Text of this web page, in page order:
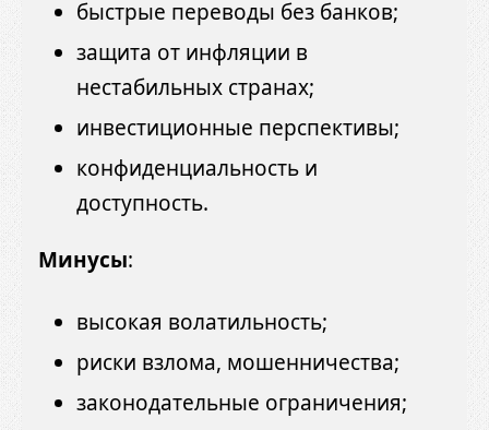
быстрые переводы без банков;
защита от инфляции в
нестабильных странах;
инвестиционные перспективы;
конфиденциальность и
доступность.
Минусы:
высокая волатильность;
риски взлома, мошенничества;
законодательные ограничения;